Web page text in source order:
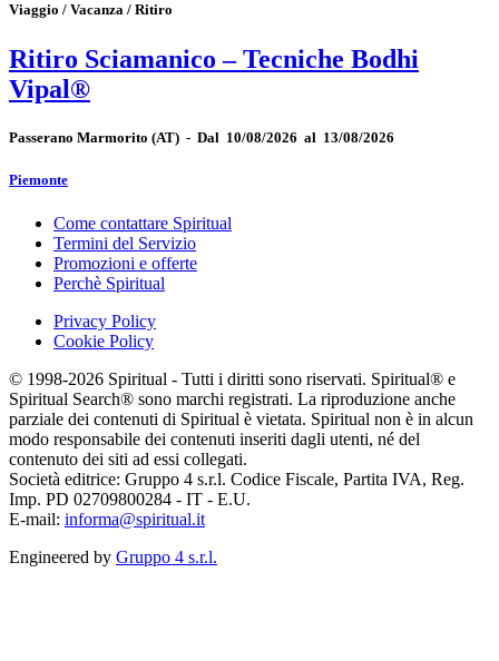
Viaggio / Vacanza / Ritiro
Ritiro Sciamanico – Tecniche Bodhi
Vipal®
Passerano Marmorito (AT) - Dal 10/08/2026 al 13/08/2026
Piemonte
Come contattare Spiritual
Termini del Servizio
Promozioni e offerte
Perchè Spiritual
Privacy Policy
Cookie Policy
© 1998-2026 Spiritual - Tutti i diritti sono riservati. Spiritual® e
Spiritual Search® sono marchi registrati. La riproduzione anche
parziale dei contenuti di Spiritual è vietata. Spiritual non è in alcun
modo responsabile dei contenuti inseriti dagli utenti, né del
contenuto dei siti ad essi collegati.
Società editrice: Gruppo 4 s.r.l. Codice Fiscale, Partita IVA, Reg.
Imp. PD 02709800284 - IT - E.U.
E-mail: informa@spiritual.it
Engineered by Gruppo 4 s.r.l.